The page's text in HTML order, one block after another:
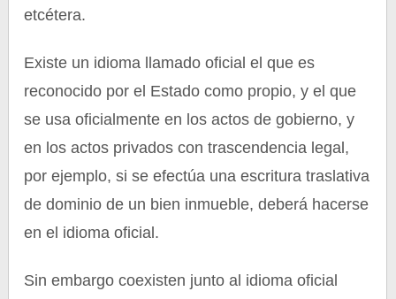
etcétera.
Existe un idioma llamado oficial el que es
reconocido por el Estado como propio, y el que
se usa oficialmente en los actos de gobierno, y
en los actos privados con trascendencia legal,
por ejemplo, si se efectúa una escritura traslativa
de dominio de un bien inmueble, deberá hacerse
en el idioma oficial.
Sin embargo coexisten junto al idioma oficial